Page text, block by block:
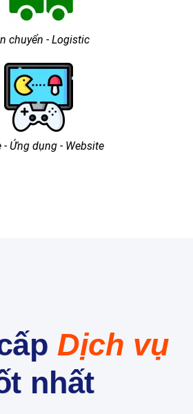
chuyển - Logistic
- Ứng dụng - Website
Dịch vụ
nhất